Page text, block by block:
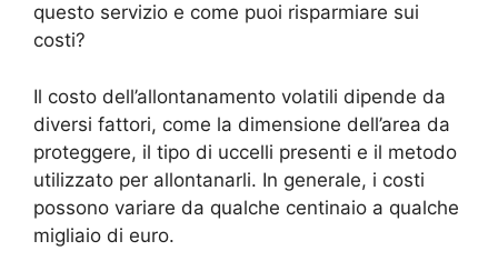
questo servizio e come puoi risparmiare sui
costi?
Il costo dell’allontanamento volatili dipende da
diversi fattori, come la dimensione dell’area da
proteggere, il tipo di uccelli presenti e il metodo
utilizzato per allontanarli. In generale, i costi
possono variare da qualche centinaio a qualche
migliaio di euro.